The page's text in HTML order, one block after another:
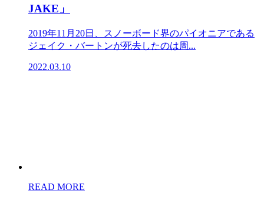
JAKE」
2019年11月20日、スノーボード界のパイオニアである
ジェイク・バートンが死去したのは周...
2022.03.10
READ MORE